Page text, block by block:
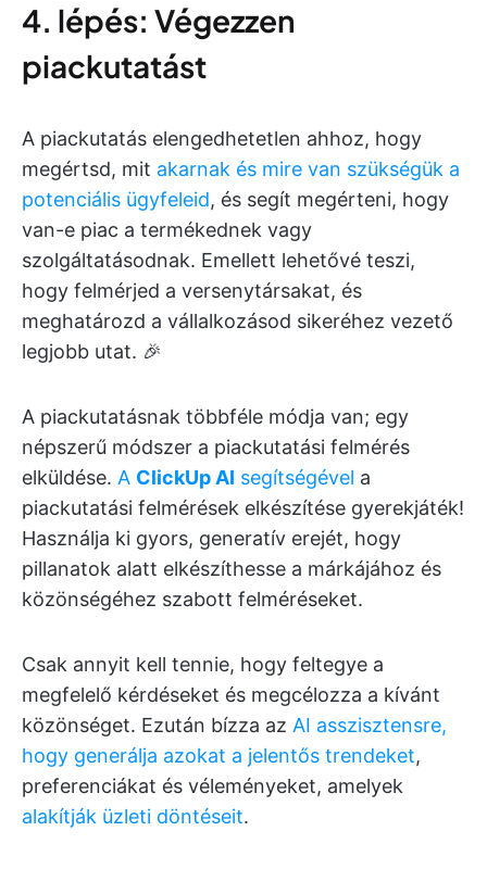
4. lépés: Végezzen
piackutatást
A piackutatás elengedhetetlen ahhoz, hogy
megértsd, mit akarnak és mire van szükségük a
potenciális ügyfeleid, és segít megérteni, hogy
van-e piac a termékednek vagy
szolgáltatásodnak. Emellett lehetővé teszi,
hogy felmérjed a versenytársakat, és
meghatározd a vállalkozásod sikeréhez vezető
legjobb utat. 🎉
A piackutatásnak többféle módja van; egy
népszerű módszer a piackutatási felmérés
elküldése. A ClickUp AI segítségével a
piackutatási felmérések elkészítése gyerekjáték!
Használja ki gyors, generatív erejét, hogy
pillanatok alatt elkészíthesse a márkájához és
közönségéhez szabott felméréseket.
Csak annyit kell tennie, hogy feltegye a
megfelelő kérdéseket és megcélozza a kívánt
közönséget. Ezután bízza az AI asszisztensre,
hogy generálja azokat a jelentős trendeket,
preferenciákat és véleményeket, amelyek
alakítják üzleti döntéseit.